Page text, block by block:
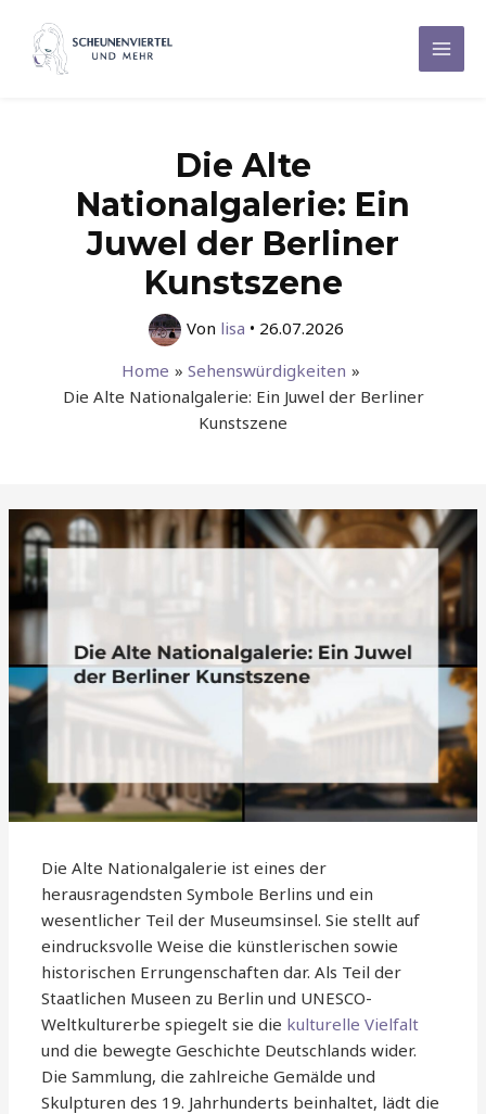
Inhalt
springen
Main
Die Alte
Nationalgalerie: Ein
Juwel der Berliner
Kunstszene
Von lisa • 26.07.2026
Home
Sehenswürdigkeiten
Die Alte Nationalgalerie: Ein Juwel der Berliner
Kunstszene
Die Alte Nationalgalerie ist eines der
herausragendsten Symbole Berlins und ein
wesentlicher Teil der Museumsinsel. Sie stellt auf
eindrucksvolle Weise die künstlerischen sowie
historischen Errungenschaften dar. Als Teil der
Staatlichen Museen zu Berlin und UNESCO-
Weltkulturerbe spiegelt sie die kulturelle Vielfalt
und die bewegte Geschichte Deutschlands wider.
Die Sammlung, die zahlreiche Gemälde und
Skulpturen des 19. Jahrhunderts beinhaltet, lädt die